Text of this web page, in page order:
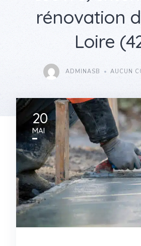
rénovation
Loire
ADMINASB AUCUN
20
MAI